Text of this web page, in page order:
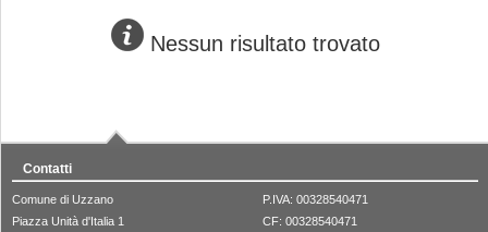
Nessun risultato trovato
Contatti
Comune di Uzzano
Piazza Unità d'Italia 1
P.IVA: 00328540471
CF: 00328540471